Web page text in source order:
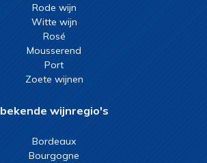
Rode wijn
Witte wijn
Rosé
Mousserend
Port
Zoete wijnen
bekende wijnregio's
Bordeaux
Bourgogne